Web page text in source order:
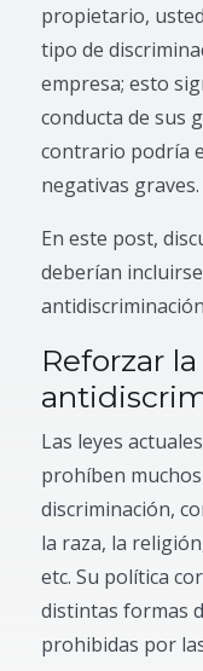
propietario,
tipo de
empresa; esto
conducta de sus
contrario podría
negativas graves.
En este post,
deberían
Reforzar
Las leyes
prohíben
discriminación,
la raza, la
etc. Su política
distintas formas
prohibidas por